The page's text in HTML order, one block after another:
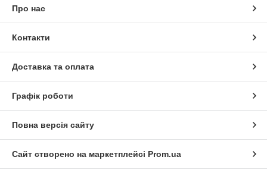
Про нас
Контакти
Доставка та оплата
Графік роботи
Повна версія сайту
Сайт створено на маркетплейсі Prom.ua